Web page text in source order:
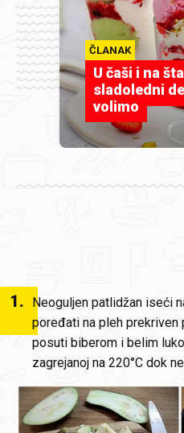
ČLANAK
U čaši i na
sladoledni
volimo
1.
Neoguljen patlidžan iseći
poređati na pleh prekriven
posuti biberom i belim
zagrejanoj na 220°C dok